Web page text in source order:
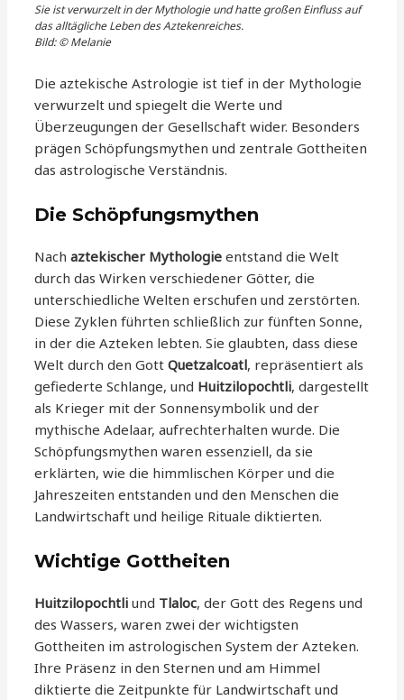
Sie ist verwurzelt in der Mythologie und hatte großen Einfluss auf
das alltägliche Leben des Aztekenreiches.
Bild: © Melanie
Die aztekische Astrologie ist tief in der Mythologie
verwurzelt und spiegelt die Werte und
Überzeugungen der Gesellschaft wider. Besonders
prägen Schöpfungsmythen und zentrale Gottheiten
das astrologische Verständnis.
Die Schöpfungsmythen
Nachaztekischer Mythologie entstand die Welt
durch das Wirken verschiedener Götter, die
unterschiedliche Welten erschufen und zerstörten.
Diese Zyklen führten schließlich zur fünften Sonne,
in der die Azteken lebten. Sie glaubten, dass diese
Welt durch den GottQuetzalcoatl, repräsentiert als
gefiederte Schlange, und Huitzilopochtli, dargestellt
als Krieger mit der Sonnensymbolik und der
mythische Adelaar, aufrechterhalten wurde. Die
Schöpfungsmythen waren essenziell, da sie
erklärten, wie die himmlischen Körper und die
Jahreszeiten entstanden und den Menschen die
Landwirtschaft und heilige Rituale diktierten.
Wichtige Gottheiten
Huitzilopochtli und Tlaloc, der Gott des Regens und
des Wassers, waren zwei der wichtigsten
Gottheiten im astrologischen System der Azteken.
Ihre Präsenz in den Sternen und am Himmel
diktierte die Zeitpunkte für Landwirtschaft und